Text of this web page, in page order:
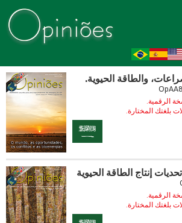
والطاقة الحيوية.
الرقمية.
بلغتك المختارة.
إنتاج الطاقة الحيوية
الرقمية.
بلغتك المختارة.